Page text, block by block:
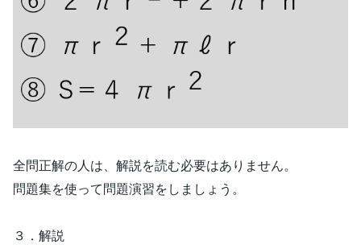
全問正解の人は、解説を読む必要はありません。
問題集を使って問題演習をしましょう。
３．解説